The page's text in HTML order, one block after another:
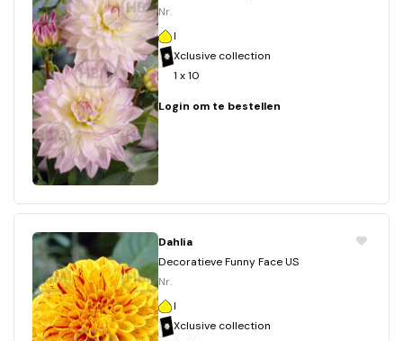
Nr.
I
Xclusive collection
1 x 10
Login om te bestellen
Dahlia
Decoratieve Funny Face US
Nr.
I
Xclusive collection